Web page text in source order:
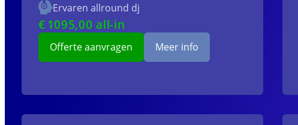
Ervaren allround dj
€ 1095,00 all-in
Offerte aanvragen Meer info